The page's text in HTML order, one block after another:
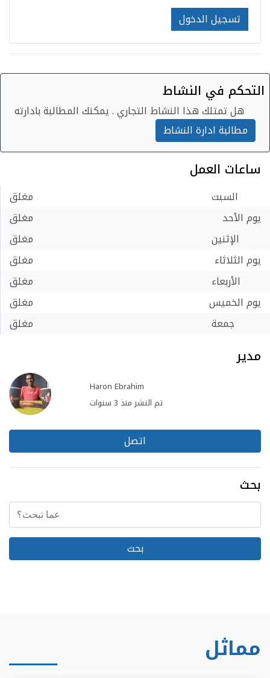
تسجيل الدخول
التحكم في النشاط
هل تمتلك هذا النشاط التجاري . يمكنك المطالبة بادارته
مطالبة ادارة النشاط
ساعات العمل
السبت
مغلق
يوم الأحد
مغلق
الإثنين
مغلق
يوم الثلاثاء
مغلق
الأربعاء
مغلق
يوم الخميس
مغلق
جمعة
مغلق
مدير
Haron Ebrahim
تم النشر منذ 3 سنوات
اتصل
بحث
مماثل